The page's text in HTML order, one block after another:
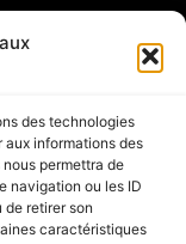
des technologies
informations des
permettra de
navigation ou les ID
de retirer son
caractéristiques